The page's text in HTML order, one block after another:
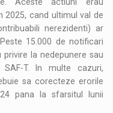
2025, cand ultimul val de
nerezidenti) ar
15.000 de notificari
la nedepunere sau
T. In multe cazuri,
sa corecteze erorile
pana la sfarsitul lunii